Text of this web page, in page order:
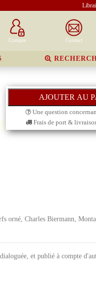
Compte Contact
Une question
Frais de port &
orné, Charles Biermann,
et publié à compte